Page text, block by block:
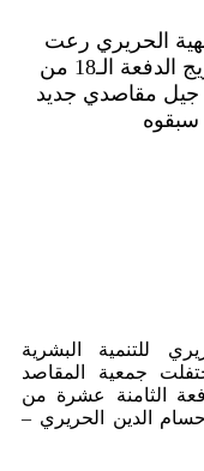
الحريري رعت
احتفال جمعية المقاصد –صيدا بتخريج الدفعة الـ18 من
جيل مقاصدي جديد
للتنمية البشرية
جمعية المقاصد
الثامنة عشرة من
الدين الحريري –